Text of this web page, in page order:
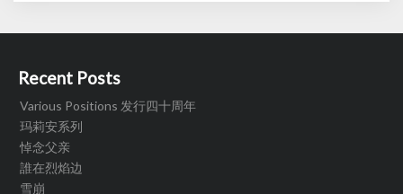
Recent Posts
Various Positions 发行四十周年
玛莉安系列
悼念父亲
誰在烈焰边
雪崩